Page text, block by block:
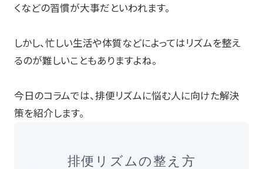
くなどの習慣が大事だといわれます。
しかし、忙しい生活や体質などによってはリズムを整え
るのが難しいこともありますよね。
今日のコラムでは、排便リズムに悩む人に向けた解決
策を紹介します。
排便リズムの整え方